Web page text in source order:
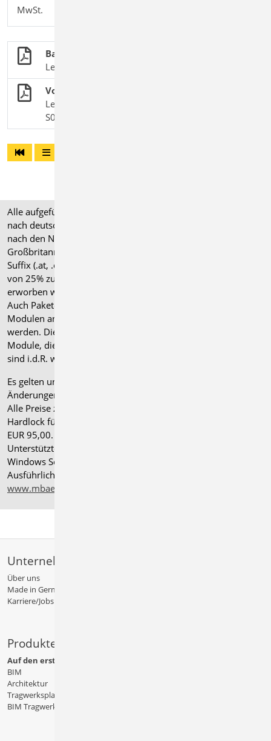
MwSt.
BauStatik: Dokument-orientierte Statik
Leistungsmerkmale, Module und Pakete
Vorbemerkungen für Bauvorhaben
Leistungsbeschreibung des BauStatik-Moduls
S007.de Vorbemerkungen einfügen
Alle aufgeführten Preise verstehen sich für Module/Pakete
nach deutschen Normgrundlagen (".de"). Module, die auch
nach den Normen für Österreich, Schweiz, Italien und
Großbritannien verfügbar sind, tragen ein entsprechendes
Suffix (.at, .ch, .it bzw. .uk) und können gegen einen Aufpreis
von 25% zusammen mit dem jeweiligen ".de"-Modul
erworben werden.
Auch Pakete können gegen einen Aufpreis von 25% mit
Modulen anderer Normen (.at, .ch, .it bzw. .uk) erweitert
werden. Die Paketerweiterung umfasst alle entsprechenden
Module, die zum Zeitpunkt des Kaufs verfügbar sind. Das
sind i.d.R. weniger Module als nach deutscher Norm.
Es gelten unsere
Änderungen und Irrtümer vorbehalten.
Alle Preise zzgl. Versandkosten und gesetzlicher MwSt.
Hardlock für Einzelplatzlizenz, je Arbeitsplatz erforderlich
EUR 95,00. Folgelizenz-/Netzwerkbedingungen auf Anfrage.
Unterstützte Betriebssysteme: Windows
Windows Server 2025 mit Windows Terminal Server.
Ausführliche Informationen auf
www.mbaec.de/service/systemvoraussetzungen
Unternehmen
Über uns
Made in Germany
Karriere/Jobs
Produkte
Auf den ersten Blick
BIM
Architektur
Tragwerksplanung
BIM Tragwerksplanung